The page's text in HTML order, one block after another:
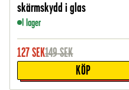
skärmskydd i glas
I lager
127SEK149SEK
KÖP